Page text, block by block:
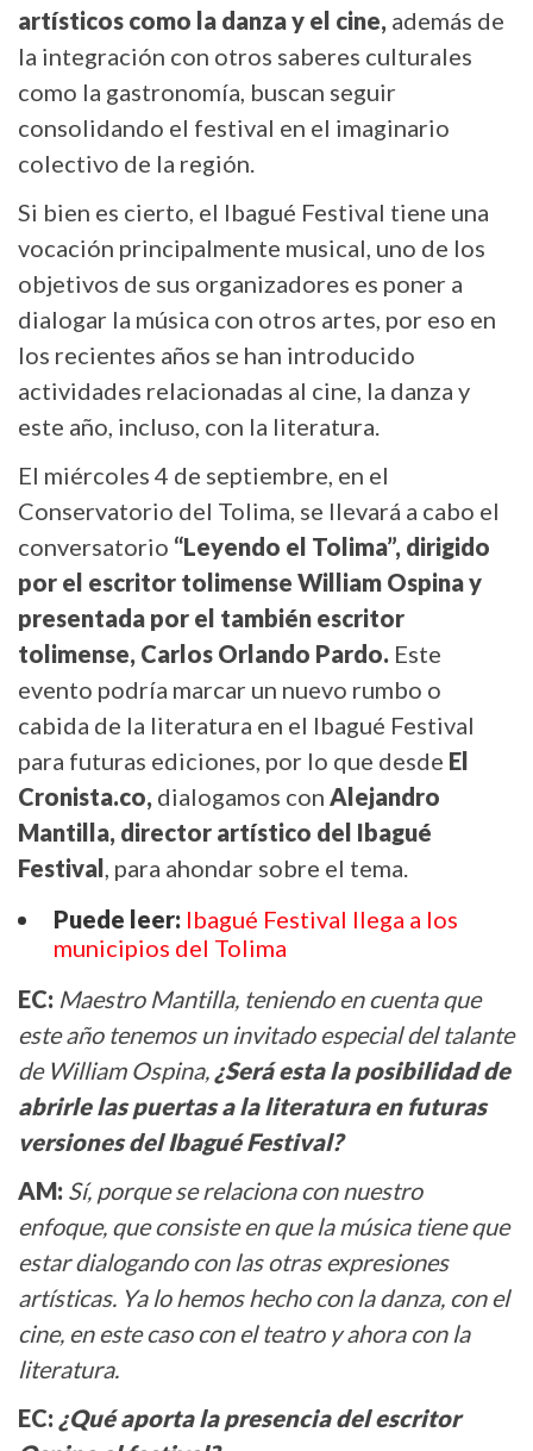
artísticos como la danza y el cine, además de
la integración con otros saberes culturales
como la gastronomía, buscan seguir
consolidando el festival en el imaginario
colectivo de la región.
Si bien es cierto, el Ibagué Festival tiene una
vocación principalmente musical, uno de los
objetivos de sus organizadores es poner a
dialogar la música con otros artes, por eso en
los recientes años se han introducido
actividades relacionadas al cine, la danza y
este año, incluso, con la literatura.
El miércoles 4 de septiembre, en el
Conservatorio del Tolima, se llevará a cabo el
conversatorio “Leyendo el Tolima”, dirigido
por el escritor tolimense William Ospina y
presentada por el también escritor
tolimense, Carlos Orlando Pardo. Este
evento podría marcar un nuevo rumbo o
cabida de la literatura en el Ibagué Festival
para futuras ediciones, por lo que desde El
Cronista.co, dialogamos con Alejandro
Mantilla, director artístico del Ibagué
Festival , para ahondar sobre el tema.
Puede leer: Ibagué Festival llega a los
municipios del Tolima
EC: Maestro Mantilla, teniendo en cuenta que
este año tenemos un invitado especial del talante
de William Ospina, ¿Será esta la posibilidad de
abrirle las puertas a la literatura en futuras
versiones del Ibagué Festival?
AM: Sí, porque se relaciona con nuestro
enfoque, que consiste en que la música tiene que
estar dialogando con las otras expresiones
artísticas. Ya lo hemos hecho con la danza, con el
cine, en este caso con el teatro y ahora con la
literatura.
EC: ¿Qué aporta la presencia del escritor